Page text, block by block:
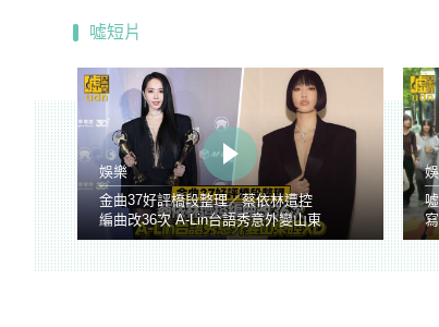
噓短片
娛樂
金曲37好評橋段整理／蔡依林遭控
編曲改36次 A-Lin台語秀意外變山東
腔